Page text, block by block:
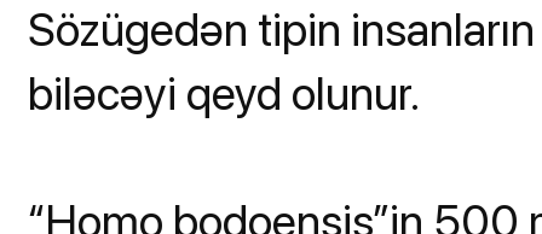
Sözügedən tipin
biləcəyi qeyd olunur.
“Homo bodoensis”in 500